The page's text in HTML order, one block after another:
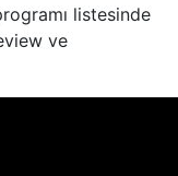
listesinde
ve